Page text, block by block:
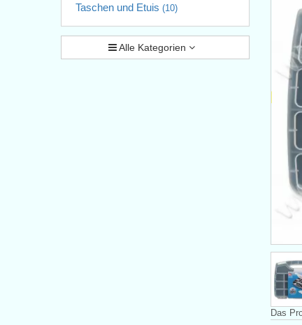
Taschen und Etuis (10)
Alle Kategorien
Das